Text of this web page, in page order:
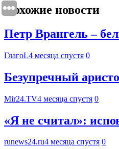
Похожие новости
Петр Врангель –
ГлагоL4 месяца спустя 0
Безупречный
Mir24.TV4 месяца спустя 0
«Я не считал»:
runews24.ru4 месяца спустя 0